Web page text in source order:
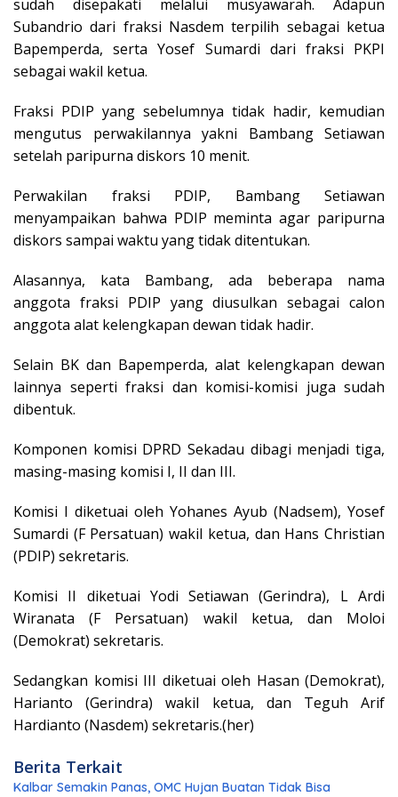
sudah disepakati melalui musyawarah. Adapun
Subandrio dari fraksi Nasdem terpilih sebagai ketua
Bapemperda, serta Yosef Sumardi dari fraksi PKPI
sebagai wakil ketua.
Fraksi PDIP yang sebelumnya tidak hadir, kemudian
mengutus perwakilannya yakni Bambang Setiawan
setelah paripurna diskors 10 menit.
Perwakilan fraksi PDIP, Bambang Setiawan
menyampaikan bahwa PDIP meminta agar paripurna
diskors sampai waktu yang tidak ditentukan.
Alasannya, kata Bambang, ada beberapa nama
anggota fraksi PDIP yang diusulkan sebagai calon
anggota alat kelengkapan dewan tidak hadir.
Selain BK dan Bapemperda, alat kelengkapan dewan
lainnya seperti fraksi dan komisi-komisi juga sudah
dibentuk.
Komponen komisi DPRD Sekadau dibagi menjadi tiga,
masing-masing komisi I, II dan III.
Komisi I diketuai oleh Yohanes Ayub (Nadsem), Yosef
Sumardi (F Persatuan) wakil ketua, dan Hans Christian
(PDIP) sekretaris.
Komisi II diketuai Yodi Setiawan (Gerindra), L Ardi
Wiranata (F Persatuan) wakil ketua, dan Moloi
(Demokrat) sekretaris.
Sedangkan komisi III diketuai oleh Hasan (Demokrat),
Harianto (Gerindra) wakil ketua, dan Teguh Arif
Hardianto (Nasdem) sekretaris.(her)
Berita Terkait
Kalbar Semakin Panas, OMC Hujan Buatan Tidak Bisa